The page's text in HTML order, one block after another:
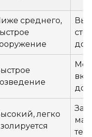
среднего,
легко